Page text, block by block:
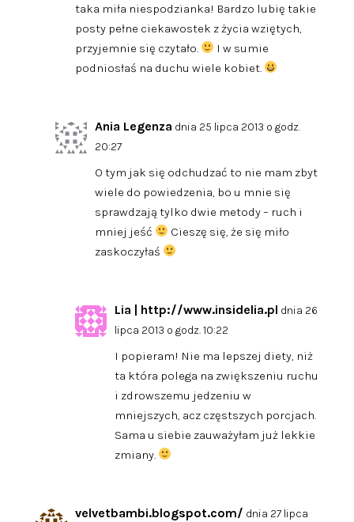
taka miła niespodzianka! Bardzo lubię takie
posty pełne ciekawostek z życia wziętych,
przyjemnie się czytało.
I w sumie
podniosłaś na duchu wiele kobiet.
Ania Legenza dnia 25 lipca 2013 o godz.
20:27
O tym jak się odchudzać to nie mam zbyt
wiele do powiedzenia, bo u mnie się
sprawdzają tylko dwie metody – ruch i
mniej jeść
Cieszę się, że się miło
zaskoczyłaś
Lia | http://www.insidelia.pl dnia 26
lipca 2013 o godz. 10:22
I popieram! Nie ma lepszej diety, niż
ta która polega na zwiększeniu ruchu
i zdrowszemu jedzeniu w
mniejszych, acz częstszych porcjach.
Sama u siebie zauważyłam już lekkie
zmiany.
velvetbambi.blogspot.com/ dnia 27 lipca